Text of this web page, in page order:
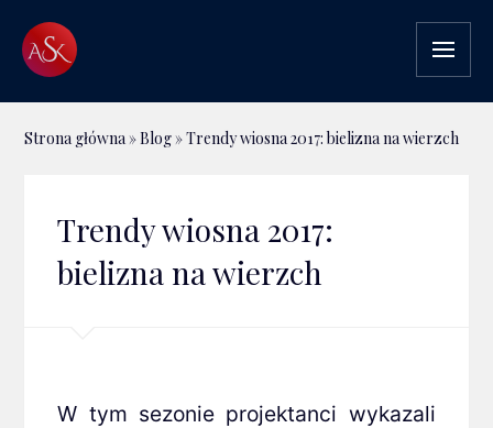
Strona główna»Blog»Trendy wiosna 2017: bielizna na wierzch
Trendy wiosna 2017:
bielizna na wierzch
W tym sezonie projektanci wykazali